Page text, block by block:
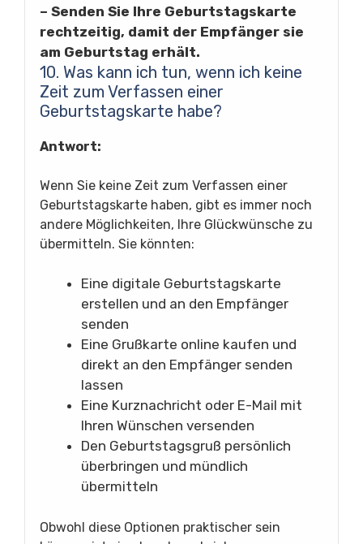
– Senden Sie Ihre Geburtstagskarte
rechtzeitig, damit der Empfänger sie
am Geburtstag erhält.
10. Was kann ich tun, wenn ich keine
Zeit zum Verfassen einer
Geburtstagskarte habe?
Antwort:
Wenn Sie keine Zeit zum Verfassen einer
Geburtstagskarte haben, gibt es immer noch
andere Möglichkeiten, Ihre Glückwünsche zu
übermitteln. Sie könnten:
Eine digitale Geburtstagskarte
erstellen und an den Empfänger
senden
Eine Grußkarte online kaufen und
direkt an den Empfänger senden
lassen
Eine Kurznachricht oder E-Mail mit
Ihren Wünschen versenden
Den Geburtstagsgruß persönlich
überbringen und mündlich
übermitteln
Obwohl diese Optionen praktischer sein